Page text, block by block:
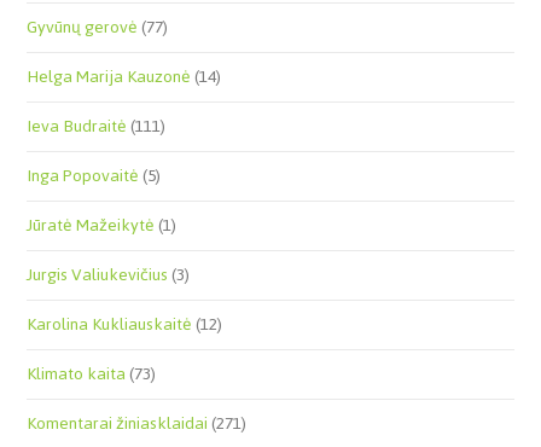
Gyvūnų gerovė(77)
Helga Marija Kauzonė(14)
Ieva Budraitė(111)
Inga Popovaitė(5)
Jūratė Mažeikytė(1)
Jurgis Valiukevičius(3)
Karolina Kukliauskaitė(12)
Klimato kaita(73)
Komentarai žiniasklaidai(271)